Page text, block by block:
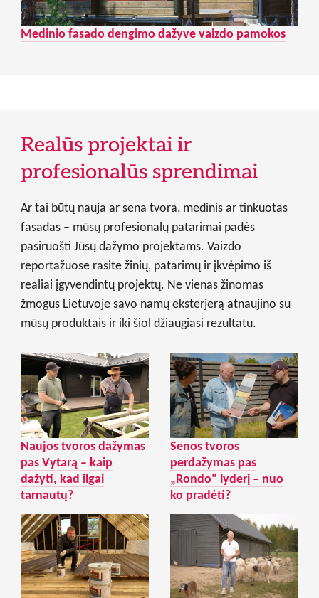
Medinio fasado dengimo dažyve vaizdo pamokos
Realūs projektai ir
profesionalūs sprendimai
Ar tai būtų nauja ar sena tvora, medinis ar tinkuotas
fasadas – mūsų profesionalų patarimai padės
pasiruošti Jūsų dažymo projektams. Vaizdo
reportažuose rasite žinių, patarimų ir įkvėpimo iš
realiai įgyvendintų projektų. Ne vienas žinomas
žmogus Lietuvoje savo namų eksterjerą atnaujino su
mūsų produktais ir iki šiol džiaugiasi rezultatu.
Naujos tvoros dažymas
pas Vytarą – kaip
dažyti, kad ilgai
tarnautų?
Senos tvoros
perdažymas pas
„Rondo“ lyderį – nuo
ko pradėti?